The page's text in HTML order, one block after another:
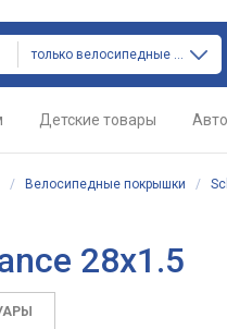
только велосипедные покрышки
Детские товары Авто
/ Велосипедные покрышки /
28x1.5